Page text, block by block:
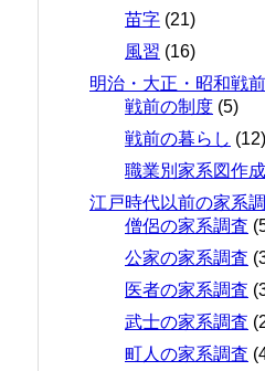
苗字 (21)
風習 (16)
明治・大正・昭和戦
戦前の制度 (5)
戦前の暮らし (12)
職業別家系図作
江戸時代以前の家系
僧侶の家系調査
公家の家系調査
医者の家系調査
武士の家系調査
町人の家系調査